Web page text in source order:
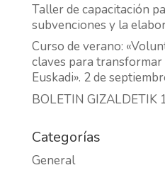
Taller de capacitación
subvenciones y la
Curso de verano:
claves para
Euskadi». 2 de
BOLETIN GIZALDETIK
Categorías
General